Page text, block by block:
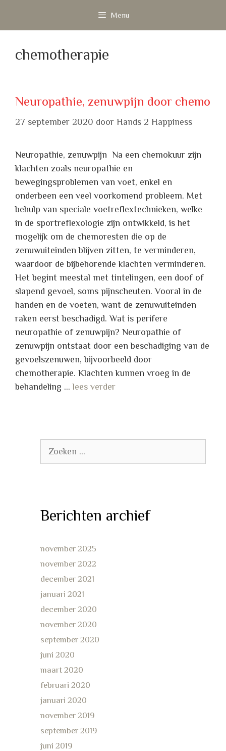
de
inhoud
Menu
chemotherapie
Neuropathie, zenuwpijn door chemo
27 september 2020 door Hands 2 Happiness
Neuropathie, zenuwpijn Na een chemokuur zijn
klachten zoals neuropathie en
bewegingsproblemen van voet, enkel en
onderbeen een veel voorkomend probleem. Met
behulp van speciale voetreflextechnieken, welke
in de sportreflexologie zijn ontwikkeld, is het
mogelijk om de chemoresten die op de
zenuwuiteinden blijven zitten, te verminderen,
waardoor de bijbehorende klachten verminderen.
Het begint meestal met tintelingen, een doof of
slapend gevoel, soms pijnscheuten. Vooral in de
handen en de voeten, want de zenuwuiteinden
raken eerst beschadigd. Wat is perifere
neuropathie of zenuwpijn? Neuropathie of
zenuwpijn ontstaat door een beschadiging van de
gevoelszenuwen, bijvoorbeeld door
chemotherapie. Klachten kunnen vroeg in de
behandeling …lees verder
naar:
Berichten archief
november 2025
november 2022
december 2021
januari 2021
december 2020
november 2020
september 2020
juni 2020
maart 2020
februari 2020
januari 2020
november 2019
september 2019
juni 2019